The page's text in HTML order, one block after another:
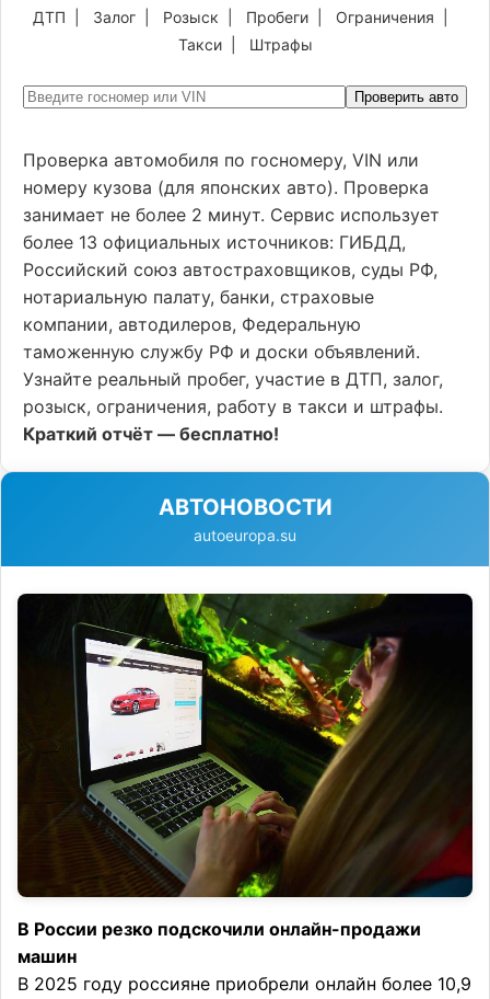
ДТП Залог Розыск Пробеги Ограничения
Такси| Штрафы
Проверить авто
Проверка автомобиля по госномеру, VIN или
номеру кузова (для японских авто). Проверка
занимает не более 2 минут. Сервис использует
более 13 официальных источников: ГИБДД,
Российский союз автостраховщиков, суды РФ,
нотариальную палату, банки, страховые
компании, автодилеров, Федеральную
таможенную службу РФ и доски объявлений.
Узнайте реальный пробег, участие в ДТП, залог,
розыск, ограничения, работу в такси и штрафы.
Краткий отчёт — бесплатно!
АВТОНОВОСТИ
autoeuropa.su
В России резко подскочили онлайн-продажи
машин
В 2025 году россияне приобрели онлайн более 10,9